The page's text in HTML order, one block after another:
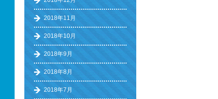
2018年11月
2018年10月
2018年9月
2018年8月
2018年7月